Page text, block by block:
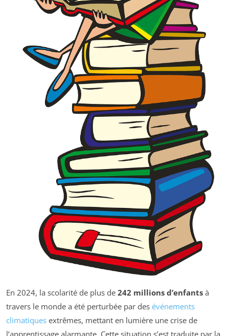
En 2024, la scolarité de plus de 242 millions d’enfants à
travers le monde a été perturbée par des événements
climatiques extrêmes, mettant en lumière une crise de